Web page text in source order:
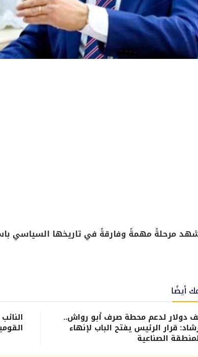
مرحلةً مهمةً وفارقةً في تاريخها السياسي
أيضًا
ألف دولار لدعم محطة صرف أبو رواش..
قرار الرئيس يفتح الباب لإنهاء
الصناعية